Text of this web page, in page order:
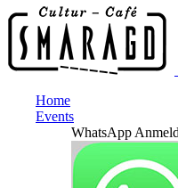
Home
Events
WhatsApp